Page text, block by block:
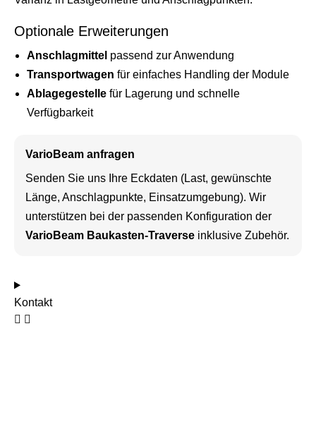
Optionale Erweiterungen
Anschlagmittel passend zur Anwendung
Transportwagen für einfaches Handling der Module
Ablagegestelle für Lagerung und schnelle
Verfügbarkeit
VarioBeam anfragen
Senden Sie uns Ihre Eckdaten (Last, gewünschte
Länge, Anschlagpunkte, Einsatzumgebung). Wir
unterstützen bei der passenden Konfiguration der
VarioBeam Baukasten-Traverse inklusive Zubehör.
Kontakt